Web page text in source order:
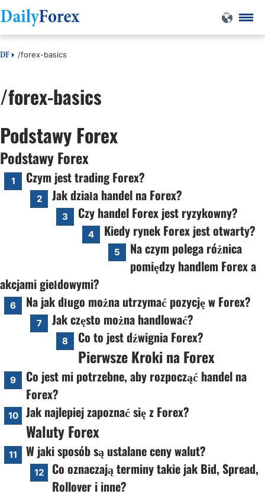
DF /forex-basics
/forex-basics
Podstawy Forex
Podstawy Forex
1 Czym jest trading Forex?
2 Jak działa handel na Forex?
3 Czy handel Forex jest ryzykowny?
4 Kiedy rynek Forex jest otwarty?
5
Na czym polega różnica
pomiędzy handlem Forex a
akcjami giełdowymi?
6 Na jak długo można utrzymać pozycję w Forex?
7 Jak często można handlować?
8 Co to jest dźwignia Forex?
Pierwsze Kroki na Forex
9
Co jest mi potrzebne, aby rozpocząć handel na
Forex?
10 Jak najlepiej zapoznać się z Forex?
Waluty Forex
11 W jaki sposób są ustalane ceny walut?
12
Co oznaczają terminy takie jak Bid, Spread,
Rollover i inne?